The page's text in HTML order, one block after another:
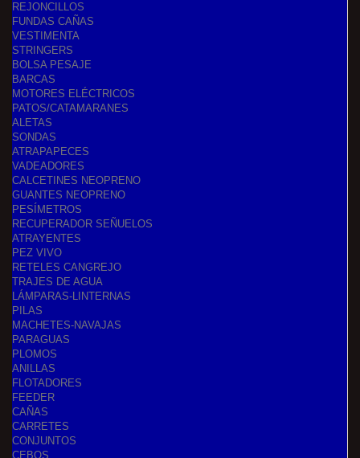
REJONCILLOS
FUNDAS CAÑAS
VESTIMENTA
STRINGERS
BOLSA PESAJE
BARCAS
MOTORES ELÉCTRICOS
PATOS/CATAMARANES
ALETAS
SONDAS
ATRAPAPECES
VADEADORES
CALCETINES NEOPRENO
GUANTES NEOPRENO
PESÍMETROS
RECUPERADOR SEÑUELOS
ATRAYENTES
PEZ VIVO
RETELES CANGREJO
TRAJES DE AGUA
LÁMPARAS-LINTERNAS
PILAS
MACHETES-NAVAJAS
PARAGUAS
PLOMOS
ANILLAS
FLOTADORES
FEEDER
CAÑAS
CARRETES
CONJUNTOS
CEBOS